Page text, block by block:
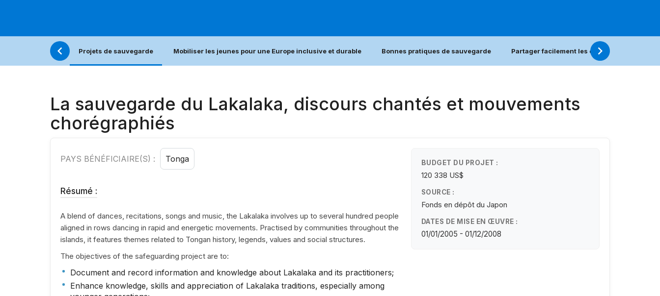
Projets de sauvegarde Mobiliser les jeunes pour une Europe inclusive et durable Bonnes pratiques de sauvegarde Partager facilement les expériences de
La sauvegarde du Lakalaka, discours chantés et mouvements
chorégraphiés
PAYS BÉNÉFICIAIRE(S) : Tonga
Résumé :
A blend of dances, recitations, songs and music, the Lakalaka involves up to several hundred people
aligned in rows dancing in rapid and energetic movements. Practised by communities throughout the
islands, it features themes related to Tongan history, legends, values and social structures.
The objectives of the safeguarding project are to:
Document and record information and knowledge about Lakalaka and its practitioners;
Enhance knowledge, skills and appreciation of Lakalaka traditions, especially among
BUDGET DU PROJET :
120 338 US$
SOURCE :
Fonds en dépôt du Japon
DATES DE MISE EN ŒUVRE :
01/01/2005 - 01/12/2008